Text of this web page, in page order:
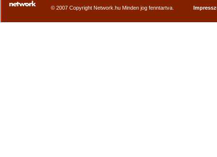
© 2007 Copyright Network.hu Minden jog fenntartva.